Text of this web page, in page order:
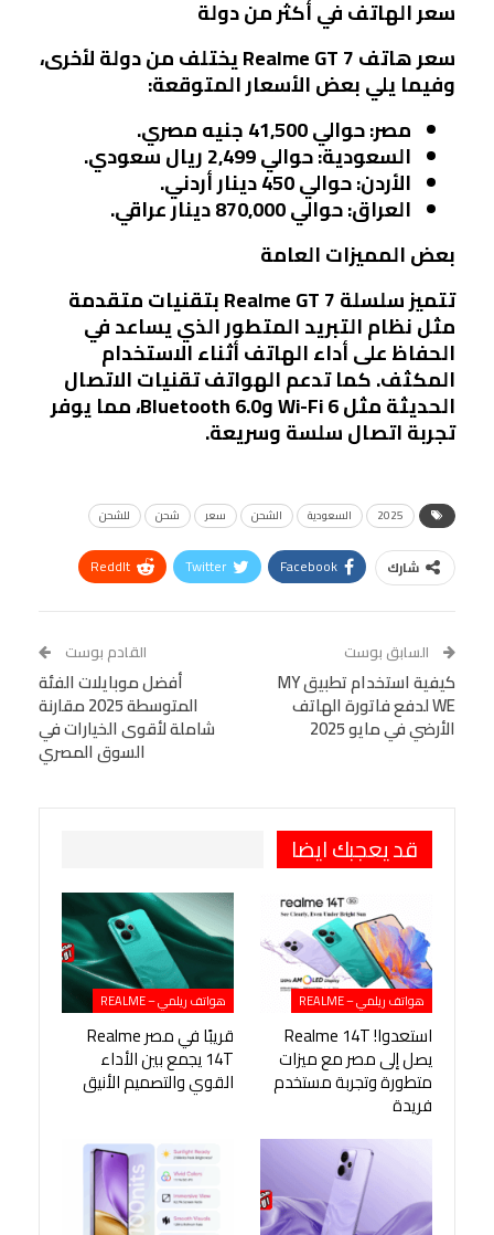
سعر الهاتف في أكثر من دولة
سعر هاتف Realme GT 7 يختلف من دولة لأخرى،
وفيما يلي بعض الأسعار المتوقعة:
مصر:حوالي 41,500 جنيه مصري.
السعودية:حوالي 2,499 ريال سعودي.
الأردن:حوالي 450 دينار أردني.
العراق:حوالي 870,000 دينار عراقي.
بعض المميزات العامة
تتميز سلسلة Realme GT 7 بتقنيات متقدمة
مثل نظام التبريد المتطور الذي يساعد في
الحفاظ على أداء الهاتف أثناء الاستخدام
المكثف. كما تدعم الهواتف تقنيات الاتصال
الحديثة مثل Wi-Fi 6 وBluetooth 6.0، مما يوفر
تجربة اتصال سلسة وسريعة.
2025 السعودية الشحن سعر شحن للشحن
شارك Facebook
Twitter
ReddIt
Tumblr
البريد الإلكتروني
StumbleUpon
VK
Digg
LINE
BlackBerry
Viber
السابق بوست
كيفية استخدام تطبيق MY
WE لدفع فاتورة الهاتف
الأرضي في مايو 2025
القادم بوست
أفضل موبايلات الفئة
المتوسطة 2025 مقارنة
شاملة لأقوى الخيارات في
السوق المصري
قد يعجبك ايضا
هواتف ريلمي – REALME
استعدوا! Realme 14T
يصل إلى مصر مع ميزات
متطورة وتجربة مستخدم
فريدة
هواتف ريلمي – REALME
قريبًا في مصر Realme
14T يجمع بين الأداء
القوي والتصميم الأنيق